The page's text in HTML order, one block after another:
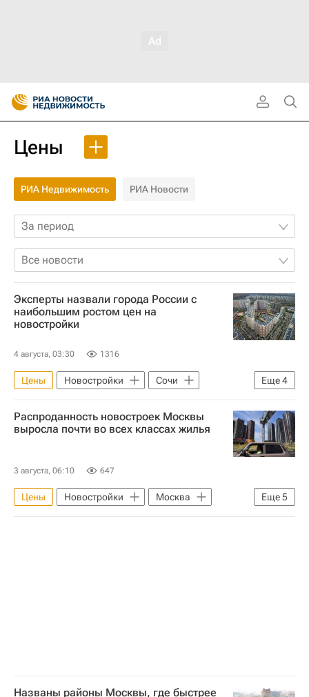
Цены
РИА Недвижимость РИА Новости
За период
Все новости
Эксперты назвали города России с
наибольшим ростом цен на
новостройки
4 августа, 03:30 1316
Еще4
Цены Новостройки
Сочи
Москва
Махачкала
Жилье
Россия
Распроданность новостроек Москвы
выросла почти во всех классах жилья
3 августа, 06:10 647
Еще5
Цены Новостройки
Москва
Донстрой
Tekta Group
Гранель
Названы районы Москвы, где быстрее